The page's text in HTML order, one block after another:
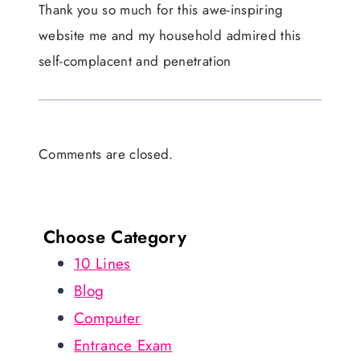
Thank you so much for this awe-inspiring
website me and my household admired this
self-complacent and penetration
Comments are closed.
Choose Category
10 Lines
Blog
Computer
Entrance Exam